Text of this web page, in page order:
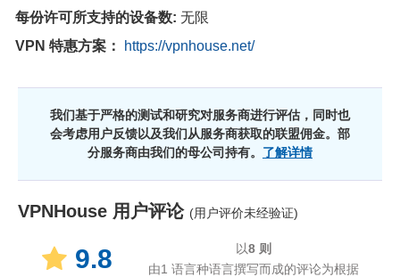
每份许可所支持的设备数: 无限
VPN 特惠方案：
https://vpnhouse.net/
我们基于严格的测试和研究对服务商进行评估，同时也
会考虑用户反馈以及我们从服务商获取的联盟佣金。部
分服务商由我们的母公司持有。 了解详情
VPNHouse 用户评论 (用户评价未经验证)
9.8 以8 则
由1 语言种语言撰写而成的评论为根据